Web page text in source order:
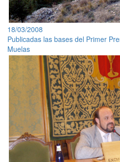
18/03/2008
Publicadas las bases del Primer
Muelas